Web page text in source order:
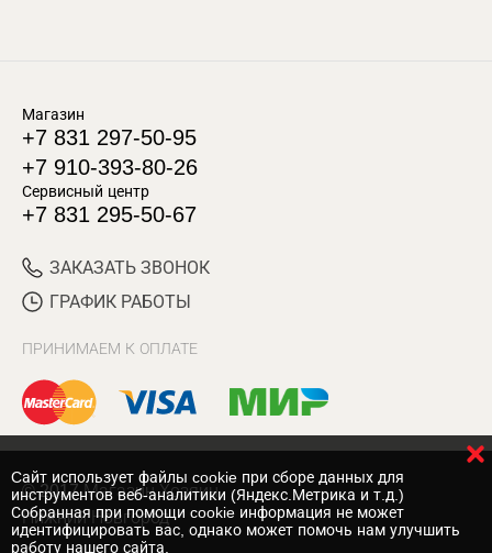
Магазин
+7 831 297-50-95
+7 910-393-80-26
Сервисный центр
+7 831 295-50-67
ЗАКАЗАТЬ ЗВОНОК
ГРАФИК РАБОТЫ
ПРИНИМАЕМ К ОПЛАТЕ
© 2017 Магазин Хозяин
Нижний Новгород
Cайт использует файлы cookie при сборе данных для
инструментов веб-аналитики (Яндекс.Метрика и т.д.)
Собранная при помощи cookie информация не может
идентифицировать вас, однако может помочь нам улучшить
работу нашего сайта.